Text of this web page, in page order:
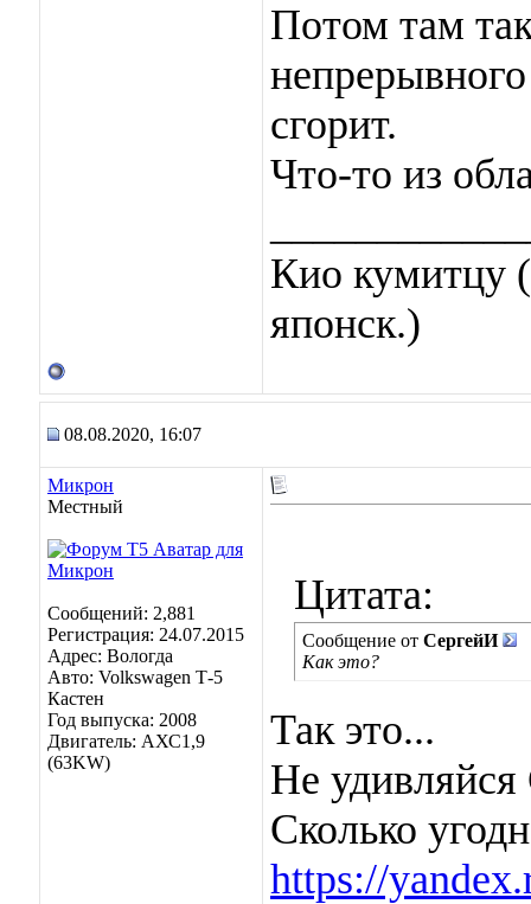
Потом там
сгорит.
Что-то из
Кио кумитцу
японск.)
08.08.2020, 16:07
Микрон
Местный
Сообщений: 2,881
Регистрация: 24.07.2015
Адрес: Вологда
Авто: Volkswagen Т-5
Кастен
Год выпуска: 2008
Двигатель: АХС1,9
(63KW)
Цитата:
Сообщение от СергейИ
Как это?
Так это...
Не
Сколько
https://